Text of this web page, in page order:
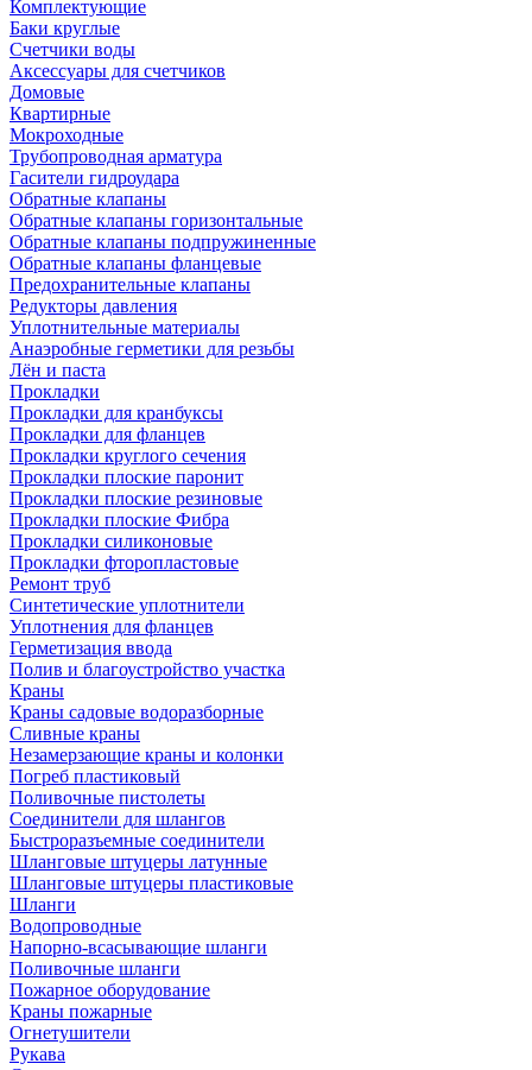
Комплектующие
Баки круглые
Счетчики воды
Аксессуары для счетчиков
Домовые
Квартирные
Мокроходные
Трубопроводная арматура
Гасители гидроудара
Обратные клапаны
Обратные клапаны горизонтальные
Обратные клапаны подпружиненные
Обратные клапаны фланцевые
Предохранительные клапаны
Редукторы давления
Уплотнительные материалы
Анаэробные герметики для резьбы
Лён и паста
Прокладки
Прокладки для кранбуксы
Прокладки для фланцев
Прокладки круглого сечения
Прокладки плоские паронит
Прокладки плоские резиновые
Прокладки плоские Фибра
Прокладки силиконовые
Прокладки фторопластовые
Ремонт труб
Синтетические уплотнители
Уплотнения для фланцев
Герметизация ввода
Полив и благоустройство участка
Краны
Краны садовые водоразборные
Сливные краны
Незамерзающие краны и колонки
Погреб пластиковый
Поливочные пистолеты
Соединители для шлангов
Быстроразъемные соединители
Шланговые штуцеры латунные
Шланговые штуцеры пластиковые
Шланги
Водопроводные
Напорно-всасывающие шланги
Поливочные шланги
Пожарное оборудование
Краны пожарные
Огнетушители
Рукава